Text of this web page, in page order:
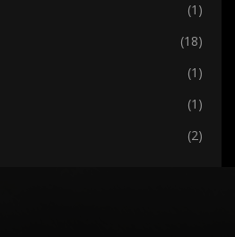
(1)
(18)
(1)
(1)
(2)